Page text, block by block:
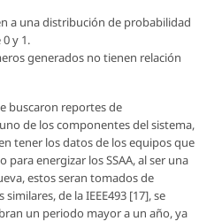
a una distribución de probabilidad
y 1.
generados no tienen relación
buscaron reportes de
de los componentes del sistema,
tener los datos de los equipos que
energizar los SSAA, al ser una
estos seran tomados de
de la IEEE493 [17], se
un periodo mayor a un año, ya